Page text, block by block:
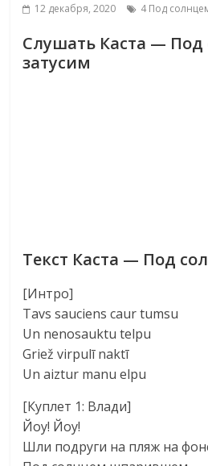
12 декабря, 2020 4 Под
Слушать Каста — Под
затусим
Текст Каста — Под
[Интро]
Tavs sauciens caur tumsu
Un nenosauktu telpu
Griež virpulī naktī
Un aiztur manu elpu
[Куплет 1: Влади]
Йоу! Йоу!
Шли подруги на пляж на